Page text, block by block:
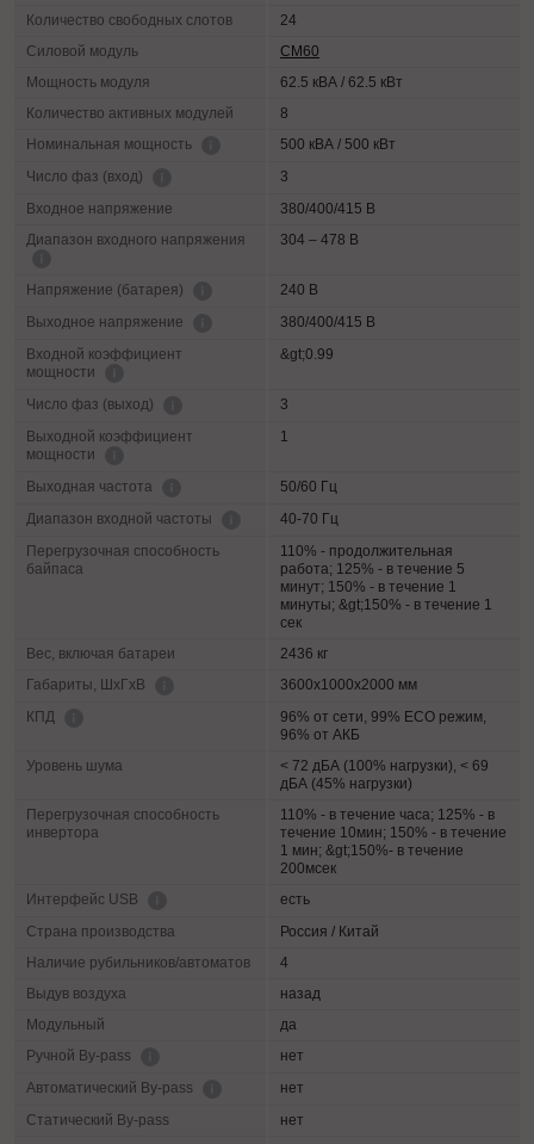
Количество свободных слотов
24
Силовой модуль
СМ60
Мощность модуля
62.5 кВА / 62.5 кВт
Количество активных модулей
8
Номинальная мощность
500 кВА / 500 кВт
Число фаз (вход)
3
Входное напряжение
380/400/415 В
Диапазон входного напряжения
304 – 478 В
Напряжение (батарея)
240 В
Выходное напряжение
380/400/415 В
Входной коэффициент
мощности
&gt;0.99
Число фаз (выход)
3
Выходной коэффициент
мощности
1
Выходная частота
50/60 Гц
Диапазон входной частоты
40-70 Гц
Перегрузочная способность
байпаса
110% - продолжительная
работа; 125% - в течение 5
минут; 150% - в течение 1
минуты; &gt;150% - в течение 1
сек
Вес, включая батареи
2436 кг
Габариты, ШхГхВ
3600х1000х2000 мм
КПД
96% от сети, 99% ECO режим,
96% от АКБ
Уровень шума
< 72 дБА (100% нагрузки), < 69
дБА (45% нагрузки)
Перегрузочная способность
инвертора
110% - в течение часа; 125% - в
течение 10мин; 150% - в течение
1 мин; &gt;150%- в течение
200мсек
Интерфейс USB
есть
Страна производства
Россия / Китай
Наличие рубильников/автоматов
4
Выдув воздуха
назад
Модульный
да
Ручной By-pass
нет
Автоматический By-pass
нет
Статический By-pass
нет